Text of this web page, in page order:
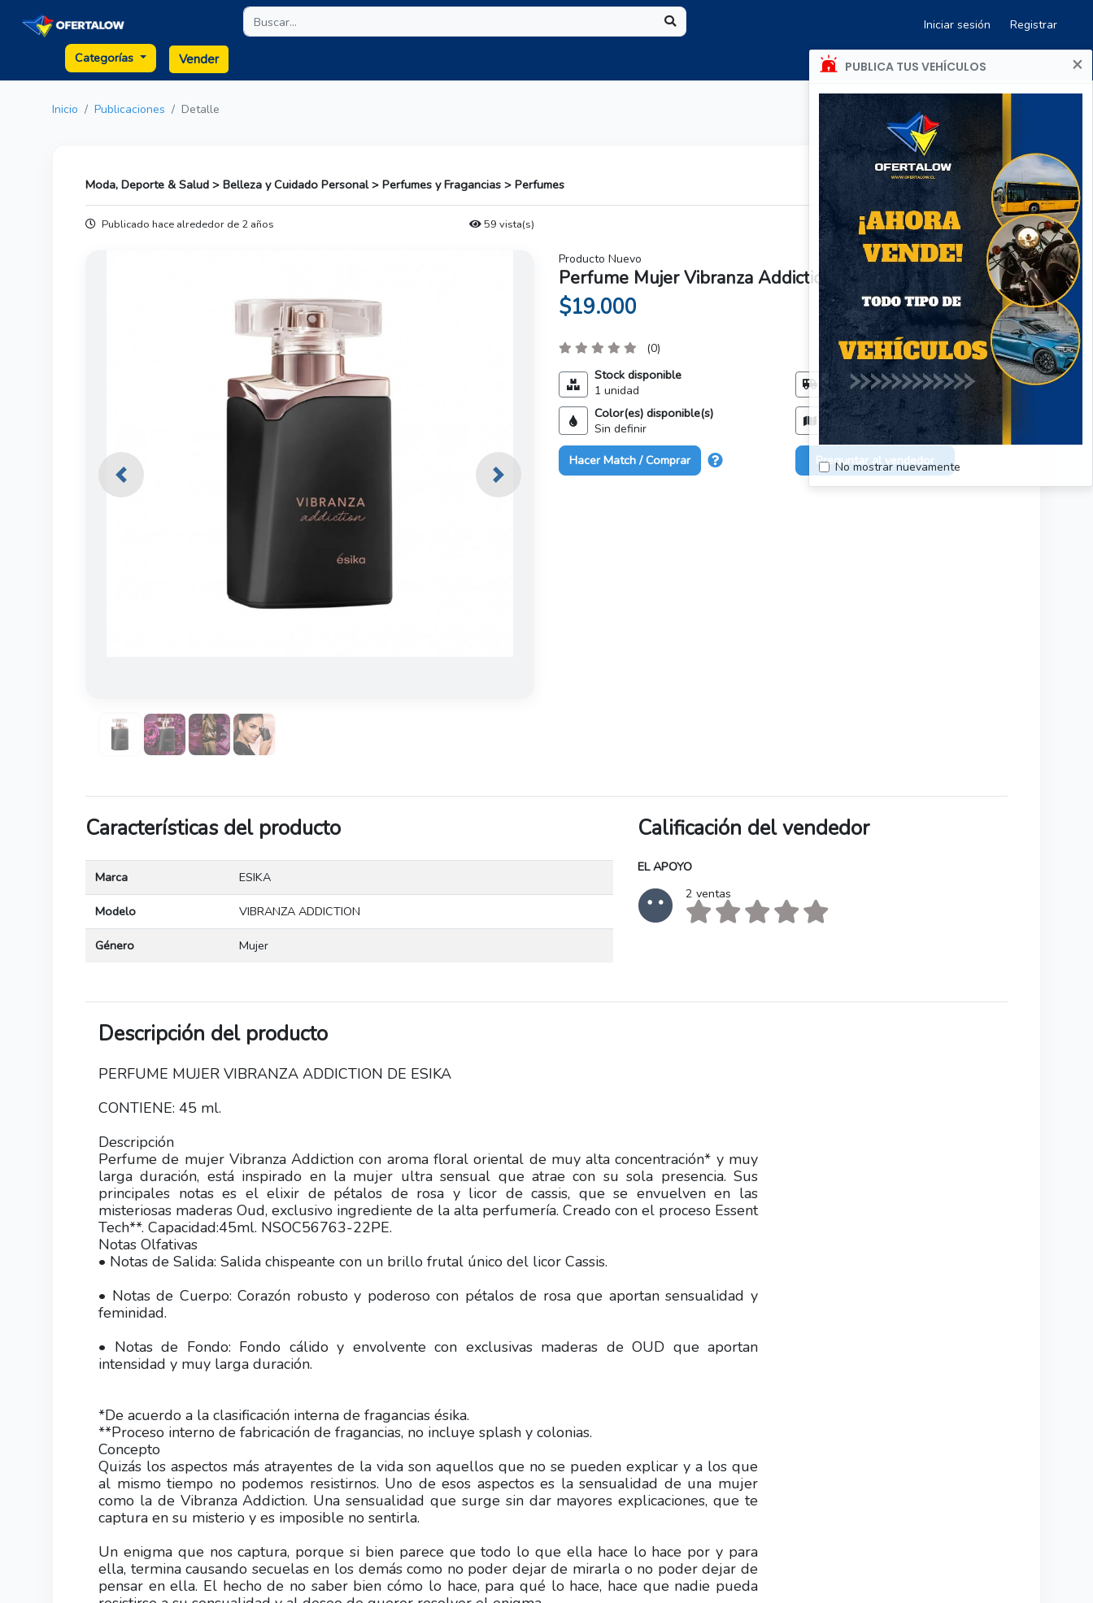
Iniciar sesión Registrar
Categorías Vender
Inicio Publicaciones Detalle
PUBLICA TUS VEHÍCULOS ×
No mostrar nuevamente
Moda, Deporte & Salud > Belleza y Cuidado Personal > Perfumes y Fragancias > Perfumes
Publicado hace alrededor de 2 años 59 vista(s)
Previous Next
Producto Nuevo
Perfume Mujer Vibranza Addiction Esika 45 Ml
$19.000
(0)
Stock disponible
1 unidad
Método de entrega
Acordar con el comprador
Color(es) disponible(s)
Sin definir
Zonas de entrega
Todo el país, sin restriciones.
Hacer Match / Comprar Preguntar al vendedor
Características del producto
Marca ESIKA
Modelo VIBRANZA ADDICTION
Género Mujer
Calificación del vendedor
EL APOYO
2 ventas
Descripción del producto
PERFUME MUJER VIBRANZA ADDICTION DE ESIKA
CONTIENE: 45 ml.
Descripción
Perfume de mujer Vibranza Addiction con aroma floral oriental de muy alta concentración* y muy
larga duración, está inspirado en la mujer ultra sensual que atrae con su sola presencia. Sus
principales notas es el elixir de pétalos de rosa y licor de cassis, que se envuelven en las
misteriosas maderas Oud, exclusivo ingrediente de la alta perfumería. Creado con el proceso Essent
Tech**. Capacidad:45ml. NSOC56763-22PE.
Notas Olfativas
• Notas de Salida: Salida chispeante con un brillo frutal único del licor Cassis.
• Notas de Cuerpo: Corazón robusto y poderoso con pétalos de rosa que aportan sensualidad y
feminidad.
• Notas de Fondo: Fondo cálido y envolvente con exclusivas maderas de OUD que aportan
intensidad y muy larga duración.
*De acuerdo a la clasificación interna de fragancias ésika.
**Proceso interno de fabricación de fragancias, no incluye splash y colonias.
Concepto
Quizás los aspectos más atrayentes de la vida son aquellos que no se pueden explicar y a los que
al mismo tiempo no podemos resistirnos. Uno de esos aspectos es la sensualidad de una mujer
como la de Vibranza Addiction. Una sensualidad que surge sin dar mayores explicaciones, que te
captura en su misterio y es imposible no sentirla.
Un enigma que nos captura, porque si bien parece que todo lo que ella hace lo hace por y para
ella, termina causando secuelas en los demás como no poder dejar de mirarla o no poder dejar de
pensar en ella. El hecho de no saber bien cómo lo hace, para qué lo hace, hace que nadie pueda